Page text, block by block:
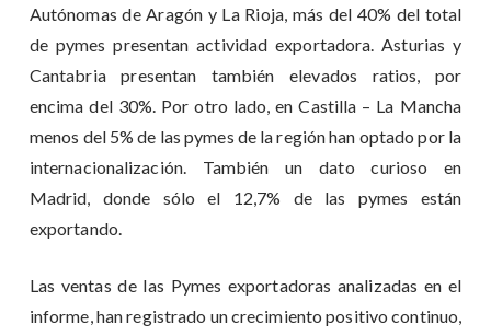
Autónomas de Aragón y La Rioja, más del 40% del total
de pymes presentan actividad exportadora. Asturias y
Cantabria presentan también elevados ratios, por
encima del 30%. Por otro lado, en Castilla – La Mancha
menos del 5% de las pymes de la región han optado por la
internacionalización. También un dato curioso en
Madrid, donde sólo el 12,7% de las pymes están
exportando.
Las ventas de las Pymes exportadoras analizadas en el
informe, han registrado un crecimiento positivo continuo,